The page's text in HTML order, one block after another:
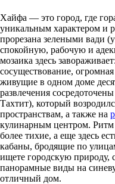
Хайфа — это город, где
уникальным характером и
прорезана зелеными вади
спокойную, рабочую и
мозаика здесь
сосуществование,
живущие в одном доме
развлечения
Тахтит), который
пространствам, а также на
кулинарным центром. Ритм
более тихие, а еще здесь
кабаны, бродящие по
ищете городскую природу,
панорамные виды на
отличный дом.